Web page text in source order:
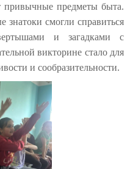
привычные предметы быта.
знатоки смогли справиться
и загадками с
викторине сталодля
и сообразительности.